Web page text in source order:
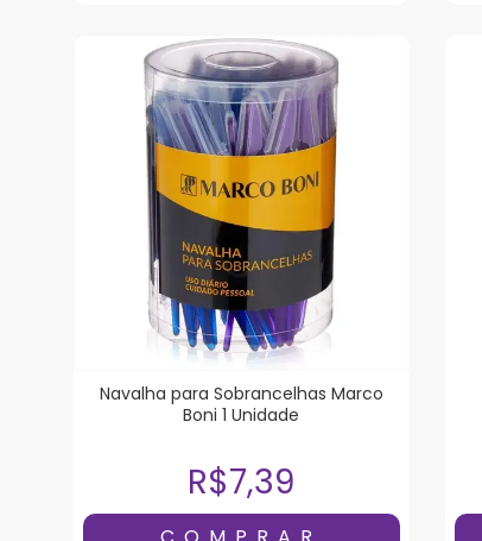
Navalha para Sobrancelhas Marco
Boni 1 Unidade
R$7,39